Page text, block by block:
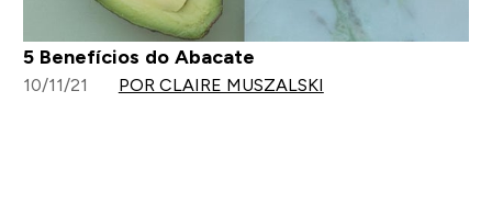
5 Benefícios do Abacate
10/11/21 POR CLAIRE MUSZALSKI